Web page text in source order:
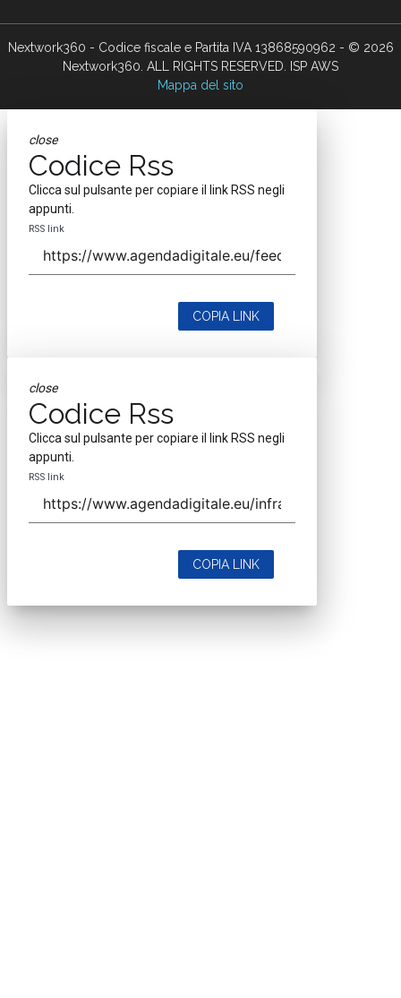
Nextwork360 - Codice fiscale e Partita IVA 13868590962 - © 2026
Nextwork360. ALL RIGHTS RESERVED. ISP AWS
Mappa del sito
close
Codice Rss
Clicca sul pulsante per copiare il link RSS negli
appunti.
RSS link
COPIA LINK
close
Codice Rss
Clicca sul pulsante per copiare il link RSS negli
appunti.
RSS link
COPIA LINK